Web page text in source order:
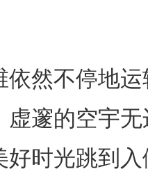
不停地运
虚邃的空宇
好时光跳到